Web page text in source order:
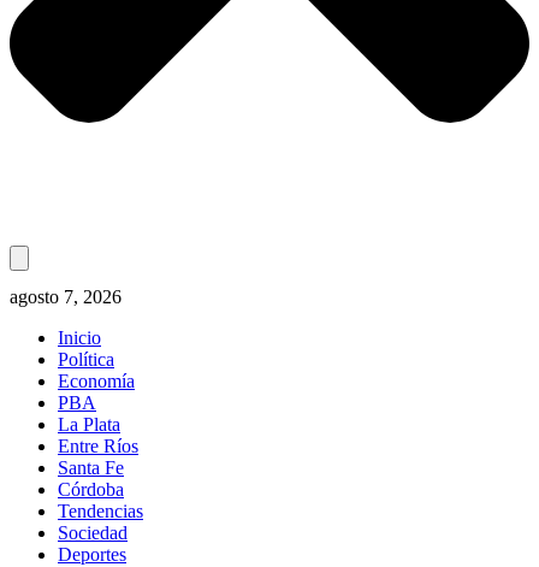
agosto 7, 2026
Inicio
Política
Economía
PBA
La Plata
Entre Ríos
Santa Fe
Córdoba
Tendencias
Sociedad
Deportes